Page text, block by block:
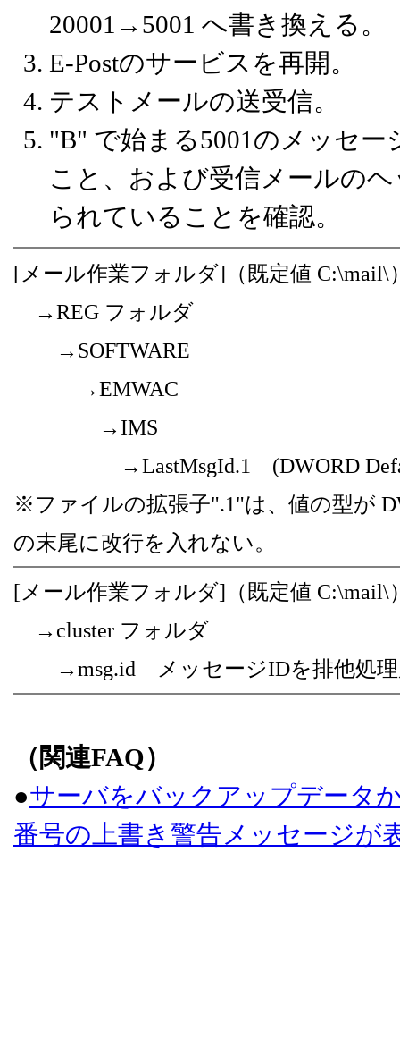
20001→5001 へ書き換える。
E-Postのサービスを再開。
テストメールの送受信。
"B" で始まる5001のメッセ
こと、および受信メールの
られていることを確認。
[メール作業フォルダ]（既定値 C:\mail\
→REG フォルダ
→SOFTWARE
→EMWAC
→IMS
→LastMsgId.1 (DWORD Default
※ファイルの拡張子".1"は、値の型が
の末尾に改行を入れない。
[メール作業フォルダ]（既定値 C:\mail\
→cluster フォルダ
→msg.id メッセージIDを排他処理
（関連FAQ）
●サーバをバックアップデータ
番号の上書き警告メッセージが